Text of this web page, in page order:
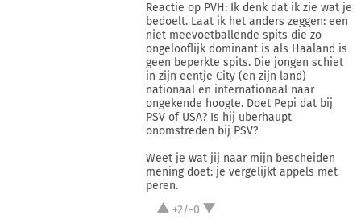
Reactie op PVH: Ik denk dat ik zie wat je
bedoelt. Laat ik het anders zeggen: een
niet meevoetballende spits die zo
ongelooflijk dominant is als Haaland is
geen beperkte spits. Die jongen schiet
in zijn eentje City (en zijn land)
nationaal en internationaal naar
ongekende hoogte. Doet Pepi dat bij
PSV of USA? Is hij uberhaupt
onomstreden bij PSV?
Weet je wat jij naar mijn bescheiden
mening doet: je vergelijkt appels met
peren.
+2/-0